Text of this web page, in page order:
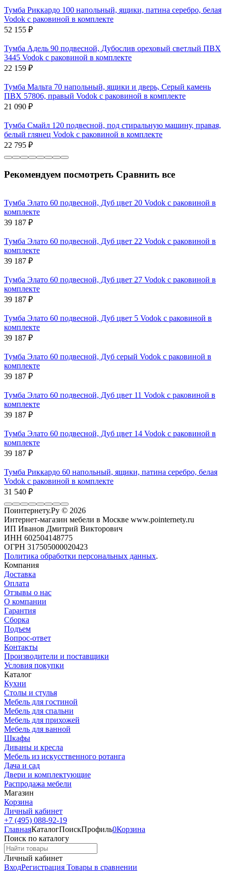
Тумба Риккардо 100 напольный, ящики, патина серебро, белая
Vodok с раковиной в комплекте
52 155 ₽
Тумба Адель 90 подвесной, Дубослив ореховый светлый ПВХ
3445 Vodok с раковиной в комплекте
22 159 ₽
Тумба Мальта 70 напольный, ящики и дверь, Серый камень
ПВХ 57806, правый Vodok с раковиной в комплекте
21 090 ₽
Тумба Смайл 120 подвесной, под стиральную машину, правая,
белый глянец Vodok с раковиной в комплекте
22 795 ₽
Рекомендуем посмотреть Сравнить все
Тумба Элато 60 подвесной, Дуб цвет 20 Vodok с раковиной в
комплекте
39 187 ₽
Тумба Элато 60 подвесной, Дуб цвет 22 Vodok с раковиной в
комплекте
39 187 ₽
Тумба Элато 60 подвесной, Дуб цвет 27 Vodok с раковиной в
комплекте
39 187 ₽
Тумба Элато 60 подвесной, Дуб цвет 5 Vodok с раковиной в
комплекте
39 187 ₽
Тумба Элато 60 подвесной, Дуб серый Vodok с раковиной в
комплекте
39 187 ₽
Тумба Элато 60 подвесной, Дуб цвет 11 Vodok с раковиной в
комплекте
39 187 ₽
Тумба Элато 60 подвесной, Дуб цвет 14 Vodok с раковиной в
комплекте
39 187 ₽
Тумба Риккардо 60 напольный, ящики, патина серебро, белая
Vodok с раковиной в комплекте
31 540 ₽
Поинтернету.Ру © 2026
Интернет-магазин мебели в Москве www.pointernety.ru
ИП Иванов Дмитрий Викторович
ИНН 602504148775
ОГРН 317505000020423
Политика обработки персональных данных.
Компания
Доставка
Оплата
Отзывы о нас
О компании
Гарантия
Сборка
Подъем
Вопрос-ответ
Контакты
Производители и поставщики
Условия покупки
Каталог
Кухни
Столы и стулья
Мебель для гостиной
Мебель для спальни
Мебель для прихожей
Мебель для ванной
Шкафы
Диваны и кресла
Мебель из искусственного ротанга
Дача и сад
Двери и комплектующие
Распродажа мебели
Магазин
Корзина
Личный кабинет
+7 (495) 088-92-19
ГлавнаяКаталогПоискПрофиль0Корзина
Поиск по каталогу
Личный кабинет
ВходРегистрация Товары в сравнении